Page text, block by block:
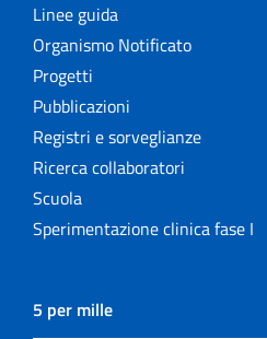
Linee guida
Organismo Notificato
Progetti
Pubblicazioni
Registri e sorveglianze
Ricerca collaboratori
Scuola
Sperimentazione clinica fase I
5 per mille